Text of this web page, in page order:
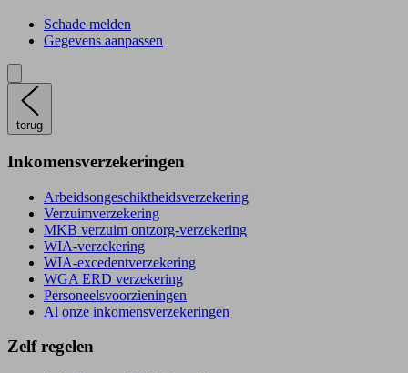
Schade melden
Gegevens aanpassen
terug
Inkomensverzekeringen
Arbeidsongeschiktheidsverzekering
Verzuimverzekering
MKB verzuim ontzorg-verzekering
WIA-verzekering
WIA-excedentverzekering
WGA ERD verzekering
Personeelsvoorzieningen
Al onze inkomensverzekeringen
Zelf regelen